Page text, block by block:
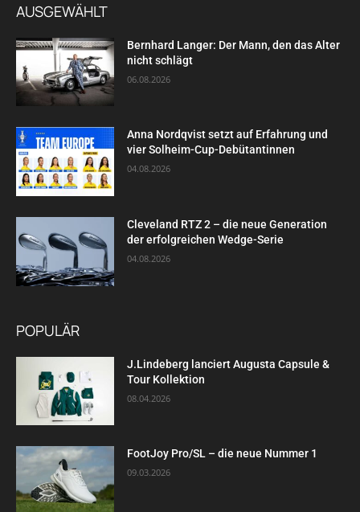
AUSGEWÄHLT
Bernhard Langer: Der Mann, den das Alter
nicht schlägt
06.08.2026
Anna Nordqvist setzt auf Erfahrung und
vier Solheim-Cup-Debütantinnen
04.08.2026
Cleveland RTZ 2 – die neue Generation
der erfolgreichen Wedge-Serie
04.08.2026
POPULÄR
J.Lindeberg lanciert Augusta Capsule &
Tour Kollektion
08.04.2026
FootJoy Pro/SL – die neue Nummer 1
09.03.2026